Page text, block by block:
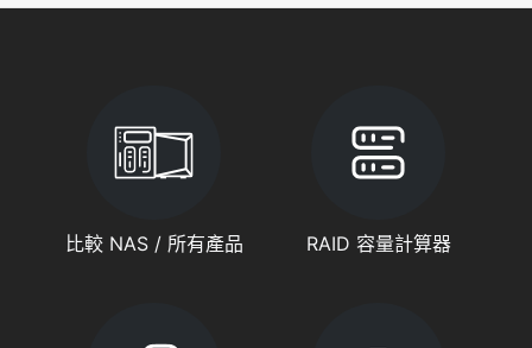
比較 NAS / 所有產品 RAID 容量計算器